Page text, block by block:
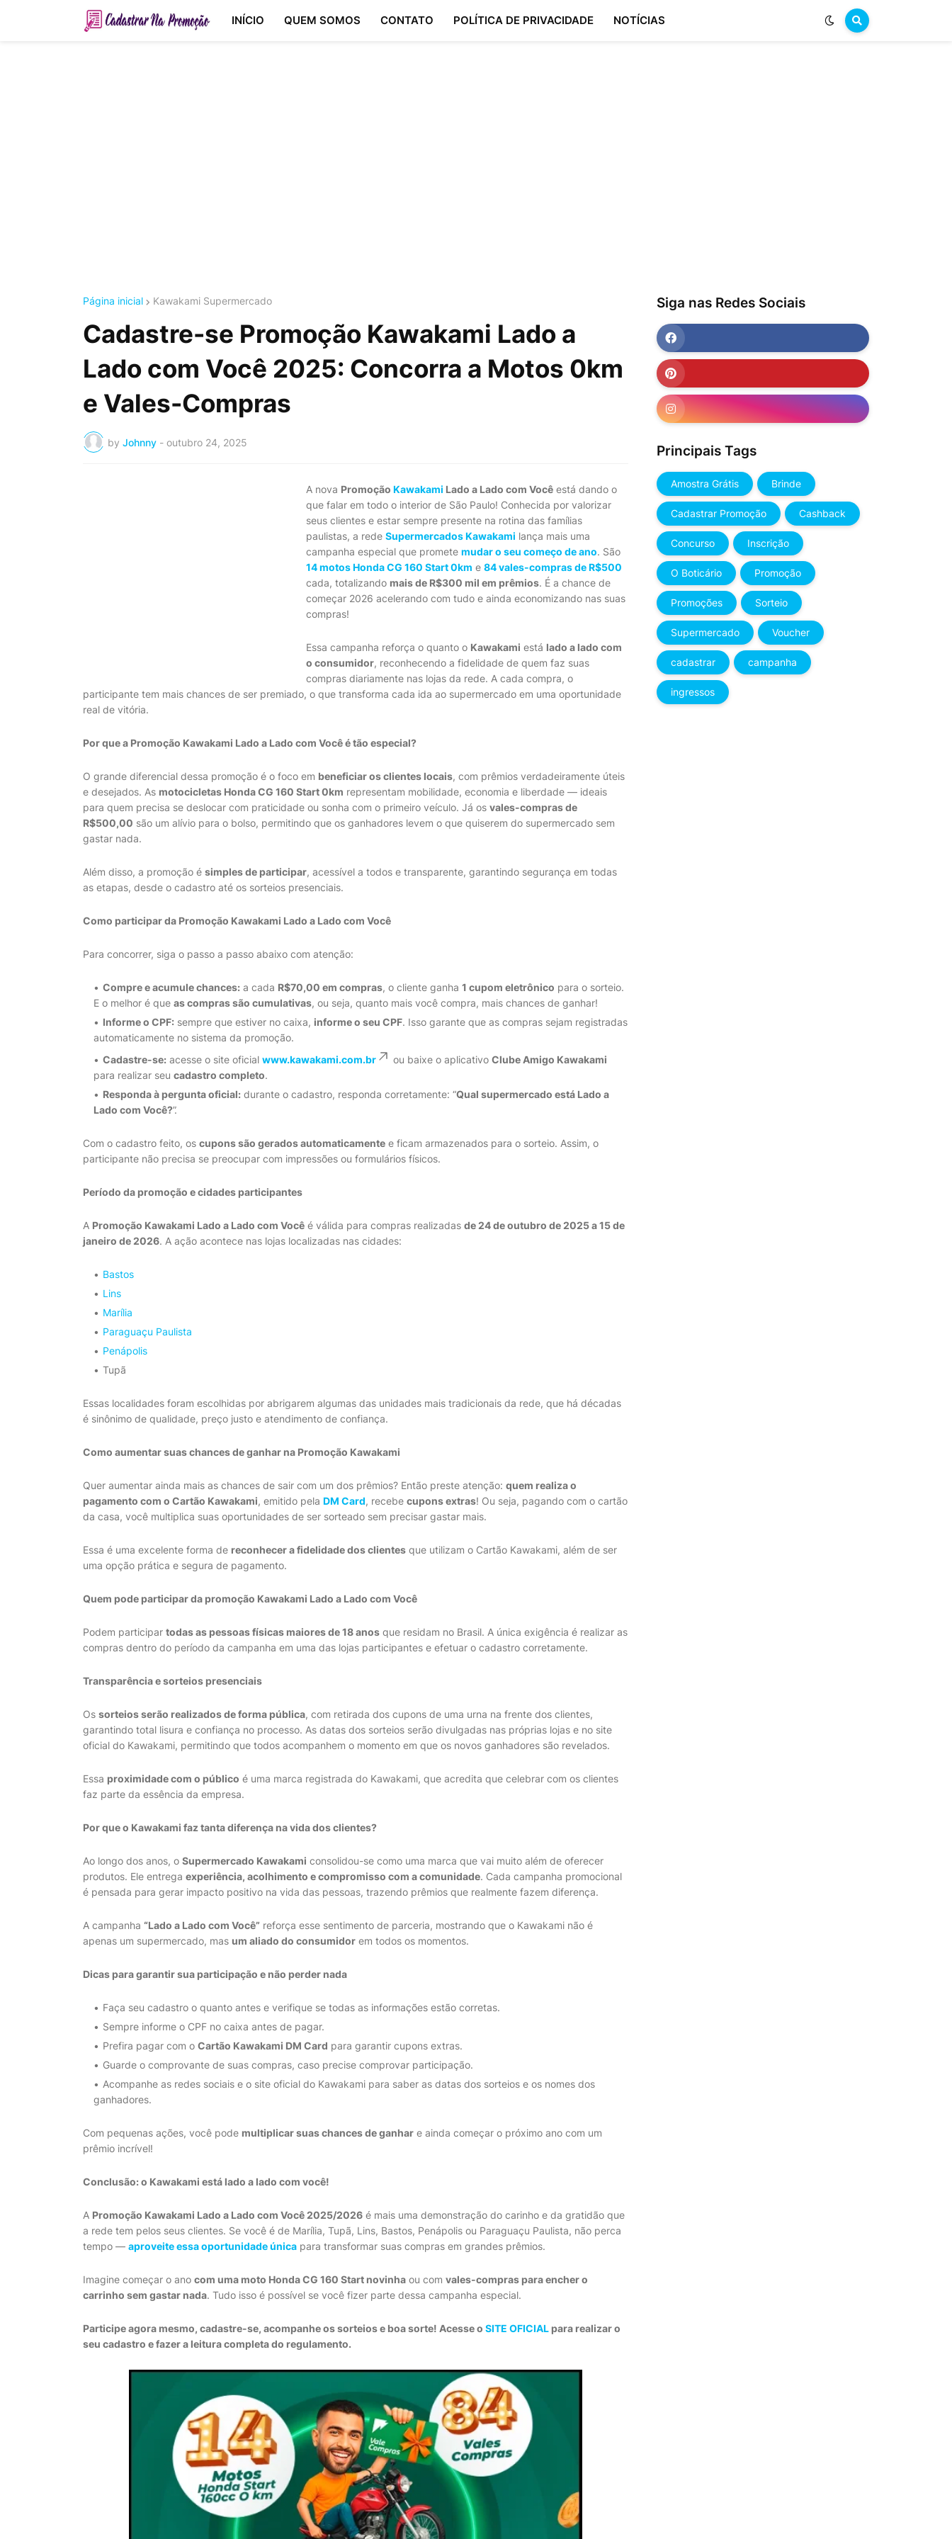
INÍCIO QUEM SOMOS CONTATO POLÍTICA DE PRIVACIDADE NOTÍCIAS
Página inicial Kawakami Supermercado
Cadastre-se Promoção Kawakami Lado a
Lado com Você 2025: Concorra a Motos 0km
e Vales-Compras
by Johnny - outubro 24, 2025
A nova Promoção Kawakami Lado a Lado com Você está dando o
que falar em todo o interior de São Paulo! Conhecida por valorizar
seus clientes e estar sempre presente na rotina das famílias
paulistas, a rede Supermercados Kawakami lança mais uma
campanha especial que promete mudar o seu começo de ano. São
14 motos Honda CG 160 Start 0km e 84 vales-compras de R$500
cada, totalizando mais de R$300 mil em prêmios. É a chance de
começar 2026 acelerando com tudo e ainda economizando nas suas
compras!
Essa campanha reforça o quanto o Kawakami está lado a lado com
o consumidor, reconhecendo a fidelidade de quem faz suas
compras diariamente nas lojas da rede. A cada compra, o
participante tem mais chances de ser premiado, o que transforma cada ida ao supermercado em uma oportunidade
real de vitória.
Por que a Promoção Kawakami Lado a Lado com Você é tão especial?
O grande diferencial dessa promoção é o foco em beneficiar os clientes locais, com prêmios verdadeiramente úteis
e desejados. As motocicletas Honda CG 160 Start 0km representam mobilidade, economia e liberdade — ideais
para quem precisa se deslocar com praticidade ou sonha com o primeiro veículo. Já os vales-compras de
R$500,00 são um alívio para o bolso, permitindo que os ganhadores levem o que quiserem do supermercado sem
gastar nada.
Além disso, a promoção é simples de participar, acessível a todos e transparente, garantindo segurança em todas
as etapas, desde o cadastro até os sorteios presenciais.
Como participar da Promoção Kawakami Lado a Lado com Você
Para concorrer, siga o passo a passo abaixo com atenção:
Compre e acumule chances: a cada R$70,00 em compras, o cliente ganha 1 cupom eletrônico para o sorteio.
E o melhor é que as compras são cumulativas, ou seja, quanto mais você compra, mais chances de ganhar!
Informe o CPF: sempre que estiver no caixa, informe o seu CPF. Isso garante que as compras sejam registradas
automaticamente no sistema da promoção.
Cadastre-se: acesse o site oficial www.kawakami.com.br ou baixe o aplicativo Clube Amigo Kawakami
para realizar seu cadastro completo.
Responda à pergunta oficial: durante o cadastro, responda corretamente: “Qual supermercado está Lado a
Lado com Você?”.
Com o cadastro feito, os cupons são gerados automaticamente e ficam armazenados para o sorteio. Assim, o
participante não precisa se preocupar com impressões ou formulários físicos.
Período da promoção e cidades participantes
A Promoção Kawakami Lado a Lado com Você é válida para compras realizadas de 24 de outubro de 2025 a 15 de
janeiro de 2026. A ação acontece nas lojas localizadas nas cidades:
Bastos
Lins
Marília
Paraguaçu Paulista
Penápolis
Tupã
Essas localidades foram escolhidas por abrigarem algumas das unidades mais tradicionais da rede, que há décadas
é sinônimo de qualidade, preço justo e atendimento de confiança.
Como aumentar suas chances de ganhar na Promoção Kawakami
Quer aumentar ainda mais as chances de sair com um dos prêmios? Então preste atenção: quem realiza o
pagamento com o Cartão Kawakami, emitido pela DM Card, recebe cupons extras! Ou seja, pagando com o cartão
da casa, você multiplica suas oportunidades de ser sorteado sem precisar gastar mais.
Essa é uma excelente forma de reconhecer a fidelidade dos clientes que utilizam o Cartão Kawakami, além de ser
uma opção prática e segura de pagamento.
Quem pode participar da promoção Kawakami Lado a Lado com Você
Podem participar todas as pessoas físicas maiores de 18 anos que residam no Brasil. A única exigência é realizar as
compras dentro do período da campanha em uma das lojas participantes e efetuar o cadastro corretamente.
Transparência e sorteios presenciais
Os sorteios serão realizados de forma pública, com retirada dos cupons de uma urna na frente dos clientes,
garantindo total lisura e confiança no processo. As datas dos sorteios serão divulgadas nas próprias lojas e no site
oficial do Kawakami, permitindo que todos acompanhem o momento em que os novos ganhadores são revelados.
Essa proximidade com o público é uma marca registrada do Kawakami, que acredita que celebrar com os clientes
faz parte da essência da empresa.
Por que o Kawakami faz tanta diferença na vida dos clientes?
Ao longo dos anos, o Supermercado Kawakami consolidou-se como uma marca que vai muito além de oferecer
produtos. Ele entrega experiência, acolhimento e compromisso com a comunidade. Cada campanha promocional
é pensada para gerar impacto positivo na vida das pessoas, trazendo prêmios que realmente fazem diferença.
A campanha “Lado a Lado com Você” reforça esse sentimento de parceria, mostrando que o Kawakami não é
apenas um supermercado, mas um aliado do consumidor em todos os momentos.
Dicas para garantir sua participação e não perder nada
Faça seu cadastro o quanto antes e verifique se todas as informações estão corretas.
Sempre informe o CPF no caixa antes de pagar.
Prefira pagar com o Cartão Kawakami DM Card para garantir cupons extras.
Guarde o comprovante de suas compras, caso precise comprovar participação.
Acompanhe as redes sociais e o site oficial do Kawakami para saber as datas dos sorteios e os nomes dos
ganhadores.
Com pequenas ações, você pode multiplicar suas chances de ganhar e ainda começar o próximo ano com um
prêmio incrível!
Conclusão: o Kawakami está lado a lado com você!
A Promoção Kawakami Lado a Lado com Você 2025/2026 é mais uma demonstração do carinho e da gratidão que
a rede tem pelos seus clientes. Se você é de Marília, Tupã, Lins, Bastos, Penápolis ou Paraguaçu Paulista, não perca
tempo — aproveite essa oportunidade única para transformar suas compras em grandes prêmios.
Imagine começar o ano com uma moto Honda CG 160 Start novinha ou com vales-compras para encher o
carrinho sem gastar nada. Tudo isso é possível se você fizer parte dessa campanha especial.
Participe agora mesmo, cadastre-se, acompanhe os sorteios e boa sorte! Acesse o SITE OFICIAL para realizar o
seu cadastro e fazer a leitura completa do regulamento.
Siga nas Redes Sociais
Principais Tags
Amostra Grátis Brinde
Cadastrar Promoção Cashback
Concurso Inscrição
O Boticário Promoção
Promoções Sorteio
Supermercado Voucher
cadastrar campanha
ingressos